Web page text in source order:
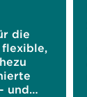
die
flexible,
und